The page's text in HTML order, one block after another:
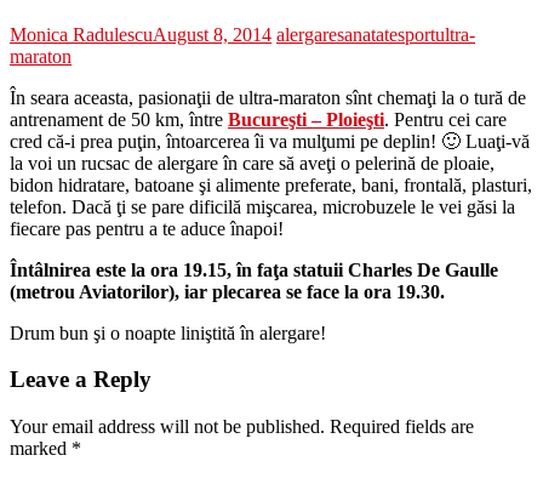
Monica RadulescuAugust 8, 2014 alergaresanatatesportultra-
maraton
În seara aceasta, pasionaţii de ultra-maraton sînt chemaţi la o tură de
antrenament de 50 km, între Bucureşti – Ploieşti. Pentru cei care
cred că-i prea puţin, întoarcerea îi va mulţumi pe deplin! 🙂 Luaţi-vă
la voi un rucsac de alergare în care să aveţi o pelerină de ploaie,
bidon hidratare, batoane şi alimente preferate, bani, frontală, plasturi,
telefon. Dacă ţi se pare dificilă mişcarea, microbuzele le vei găsi la
fiecare pas pentru a te aduce înapoi!
Întâlnirea este la ora 19.15, în faţa statuii Charles De Gaulle
(metrou Aviatorilor), iar plecarea se face la ora 19.30.
Drum bun şi o noapte liniştită în alergare!
Leave a Reply
Your email address will not be published. Required fields are
marked *